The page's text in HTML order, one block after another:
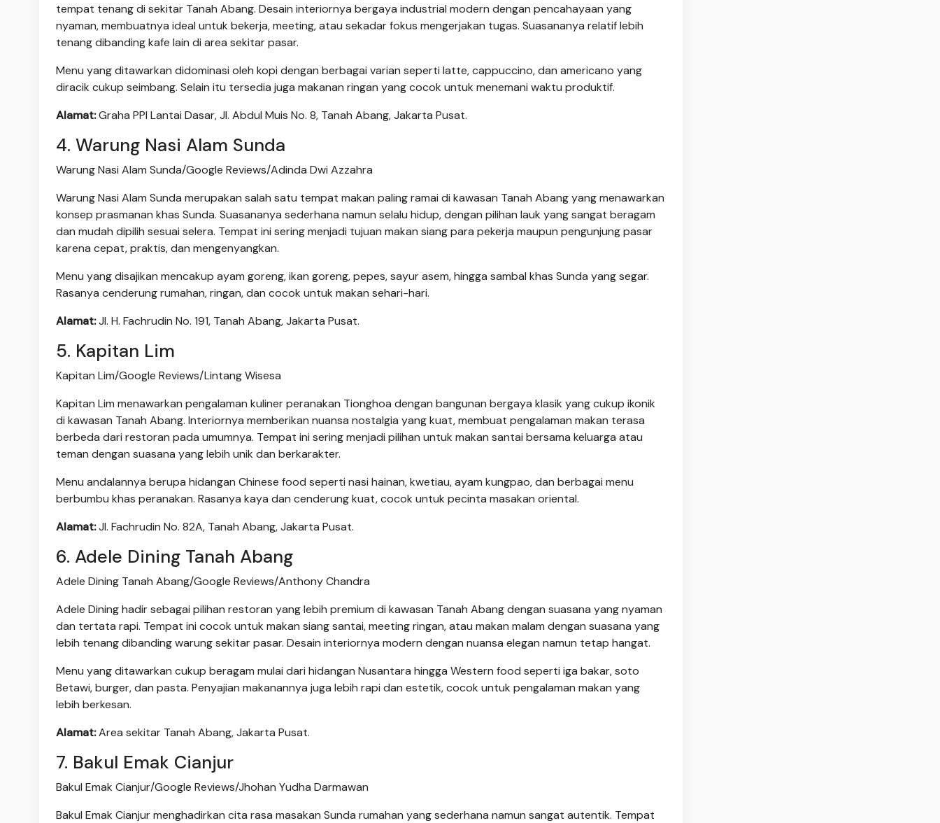
tempat tenang di sekitar Tanah Abang. Desain interiornya bergaya industrial modern dengan pencahayaan yang
nyaman, membuatnya ideal untuk bekerja, meeting, atau sekadar fokus mengerjakan tugas. Suasananya relatif lebih
tenang dibanding kafe lain di area sekitar pasar.
Menu yang ditawarkan didominasi oleh kopi dengan berbagai varian seperti latte, cappuccino, dan americano yang
diracik cukup seimbang. Selain itu tersedia juga makanan ringan yang cocok untuk menemani waktu produktif.
Alamat:Graha PPI Lantai Dasar, Jl. Abdul Muis No. 8, Tanah Abang, Jakarta Pusat.
4. Warung Nasi Alam Sunda
Warung Nasi Alam Sunda/Google Reviews/Adinda Dwi Azzahra
Warung Nasi Alam Sunda merupakan salah satu tempat makan paling ramai di kawasan Tanah Abang yang menawarkan
konsep prasmanan khas Sunda. Suasananya sederhana namun selalu hidup, dengan pilihan lauk yang sangat beragam
dan mudah dipilih sesuai selera. Tempat ini sering menjadi tujuan makan siang para pekerja maupun pengunjung pasar
karena cepat, praktis, dan mengenyangkan.
Menu yang disajikan mencakup ayam goreng, ikan goreng, pepes, sayur asem, hingga sambal khas Sunda yang segar.
Rasanya cenderung rumahan, ringan, dan cocok untuk makan sehari-hari.
Alamat:Jl. H. Fachrudin No. 191, Tanah Abang, Jakarta Pusat.
5. Kapitan Lim
Kapitan Lim/Google Reviews/Lintang Wisesa
Kapitan Lim menawarkan pengalaman kuliner peranakan Tionghoa dengan bangunan bergaya klasik yang cukup ikonik
di kawasan Tanah Abang. Interiornya memberikan nuansa nostalgia yang kuat, membuat pengalaman makan terasa
berbeda dari restoran pada umumnya. Tempat ini sering menjadi pilihan untuk makan santai bersama keluarga atau
teman dengan suasana yang lebih unik dan berkarakter.
Menu andalannya berupa hidangan Chinese food seperti nasi hainan, kwetiau, ayam kungpao, dan berbagai menu
berbumbu khas peranakan. Rasanya kaya dan cenderung kuat, cocok untuk pecinta masakan oriental.
Alamat:Jl. Fachrudin No. 82A, Tanah Abang, Jakarta Pusat.
6. Adele Dining Tanah Abang
Adele Dining Tanah Abang/Google Reviews/Anthony Chandra
Adele Dining hadir sebagai pilihan restoran yang lebih premium di kawasan Tanah Abang dengan suasana yang nyaman
dan tertata rapi. Tempat ini cocok untuk makan siang santai, meeting ringan, atau makan malam dengan suasana yang
lebih tenang dibanding warung sekitar pasar. Desain interiornya modern dengan nuansa elegan namun tetap hangat.
Menu yang ditawarkan cukup beragam mulai dari hidangan Nusantara hingga Western food seperti iga bakar, soto
Betawi, burger, dan pasta. Penyajian makanannya juga lebih rapi dan estetik, cocok untuk pengalaman makan yang
lebih berkesan.
Alamat:Area sekitar Tanah Abang, Jakarta Pusat.
7. Bakul Emak Cianjur
Bakul Emak Cianjur/Google Reviews/Jhohan Yudha Darmawan
Bakul Emak Cianjur menghadirkan cita rasa masakan Sunda rumahan yang sederhana namun sangat autentik. Tempat